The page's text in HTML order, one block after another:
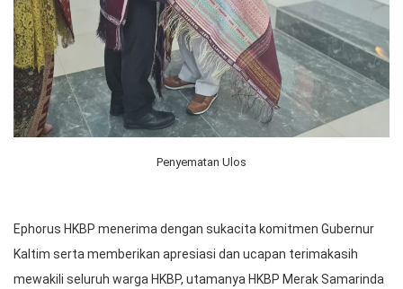
Penyematan Ulos
Ephorus HKBP menerima dengan sukacita komitmen Gubernur
Kaltim serta memberikan apresiasi dan ucapan terimakasih
mewakili seluruh warga HKBP, utamanya HKBP Merak Samarinda